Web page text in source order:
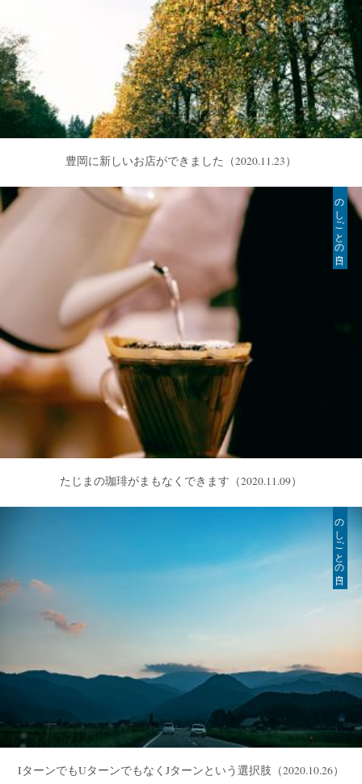
豊岡に新しいお店ができました （2020.11.23）
のしごとの日々
たじまの珈琲がまもなくできます （2020.11.09）
のしごとの日々
IターンでもUターンでもなくJターンという選択肢 （2020.10.26）